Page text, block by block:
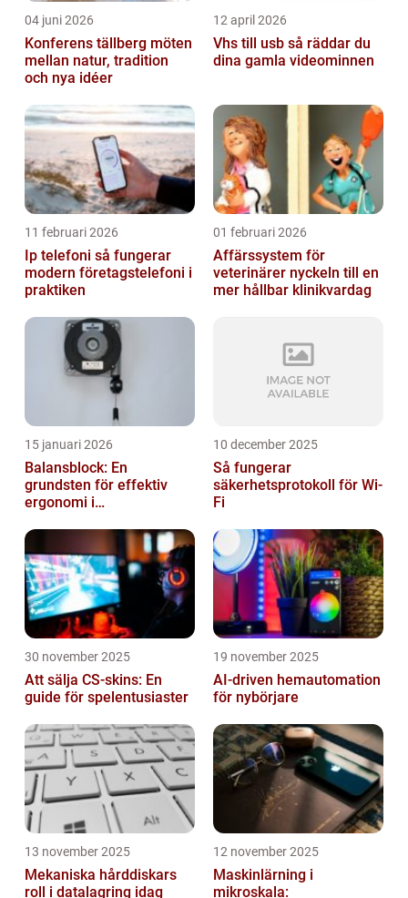
04 juni 2026
Konferens tällberg möten
mellan natur, tradition
och nya idéer
12 april 2026
Vhs till usb så räddar du
dina gamla videominnen
11 februari 2026
Ip telefoni så fungerar
modern företagstelefoni i
praktiken
01 februari 2026
Affärssystem för
veterinärer nyckeln till en
mer hållbar klinikvardag
15 januari 2026
Balansblock: En
grundsten för effektiv
ergonomi i
10 december 2025
Så fungerar
säkerhetsprotokoll för Wi-
Fi
30 november 2025
Att sälja CS-skins: En
guide för spelentusiaster
19 november 2025
AI-driven hemautomation
för nybörjare
13 november 2025
Mekaniska hårddiskars
roll i datalagring idag
12 november 2025
Maskinlärning i
mikroskala: